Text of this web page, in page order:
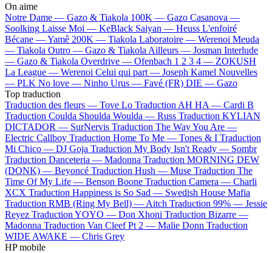
On aime
Notre Dame — Gazo & Tiakola 100K — Gazo Casanova —
Soolking Laisse Moi — KeBlack Saiyan — Heuss L'enfoiré
Bécane —Yamê 200K — Tiakola Laboratoire — Werenoi Meuda
— Tiakola Outro — Gazo & Tiakola Ailleurs — Josman Interlude
— Gazo & Tiakola Overdrive — Ofenbach 1 2 3 4 — ZOKUSH
La League — Werenoi Celui qui part — Joseph Kamel Nouvelles
— PLK No love — Ninho Urus — Favé (FR) DIE — Gazo
Top traduction
Traduction des fleurs — Tove Lo Traduction AH HA — Cardi B
Traduction Coulda Shoulda Woulda — Russ Traduction KYLIAN
DICTADOR — SurNervis Traduction The Way You Are —
Electric Callboy Traduction Home To Me — Tones & I Traduction
Mi Chico — DJ Goja Traduction My Body Isn't Ready — Sombr
Traduction Danceteria — Madonna Traduction MORNING DEW
(DONK) — Beyoncé Traduction Hush — Muse Traduction The
Time Of My Life — Benson Boone Traduction Camera — Charli
XCX Traduction Happiness is So Sad — Swedish House Mafia
Traduction RMB (Ring My Bell) — Aitch Traduction 99% — Jessie
Reyez Traduction YOYO — Don Xhoni Traduction Bizarre —
Madonna Traduction Van Cleef Pt 2 — Malie Donn Traduction
WIDE AWAKE — Chris Grey
HP mobile